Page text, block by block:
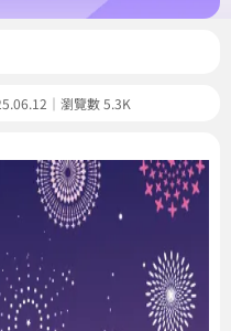
｜瀏覽數 5.3K